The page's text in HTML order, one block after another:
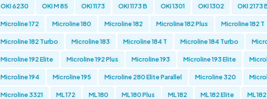
OKI 6230 OKI M 85 OKI 1173 OKI 1173 B OKI 1301 OKI 1302 OKI 2173
Microline 172 Microline 180 Microline 182 Microline 182 Plus Microline 182 T
Microline 182 Turbo Microline 183 Microline 184 T Microline 184 Turbo
Microline 192 Elite Microline 192 Plus Microline 193 Microline 193 Elite
Microline 194 Microline 195 Microline 280 Elite Parallel Microline 320
Microline 3321 ML 172 ML 180 ML 180 Plus ML 182 ML 182 Elite ML